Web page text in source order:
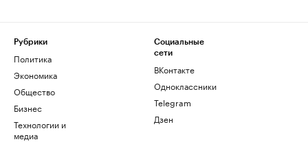
Рубрики
Политика
Экономика
Общество
Бизнес
Технологии и
медиа
Социальные
сети
ВКонтакте
Одноклассники
Telegram
Дзен